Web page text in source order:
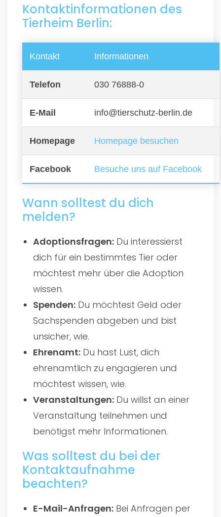
Kontaktinformationen des
Tierheim Berlin:
Kontakt Informationen
Telefon 030 76888-0
E-Mail info@tierschutz-berlin.de
Homepage Homepage besuchen
Facebook Besuche uns auf Facebook
Wann solltest du dich
melden?
Adoptionsfragen: Du interessierst
dich für ein bestimmtes Tier oder
möchtest mehr über die Adoption
wissen.
Spenden: Du möchtest Geld oder
Sachspenden abgeben und bist
unsicher, wie.
Ehrenamt: Du hast Lust, dich
ehrenamtlich zu engagieren und
möchtest wissen, wie.
Veranstaltungen: Du willst an einer
Veranstaltung teilnehmen und
benötigst mehr Informationen.
Was solltest du bei der
Kontaktaufnahme
beachten?
E-Mail-Anfragen: Bei Anfragen per